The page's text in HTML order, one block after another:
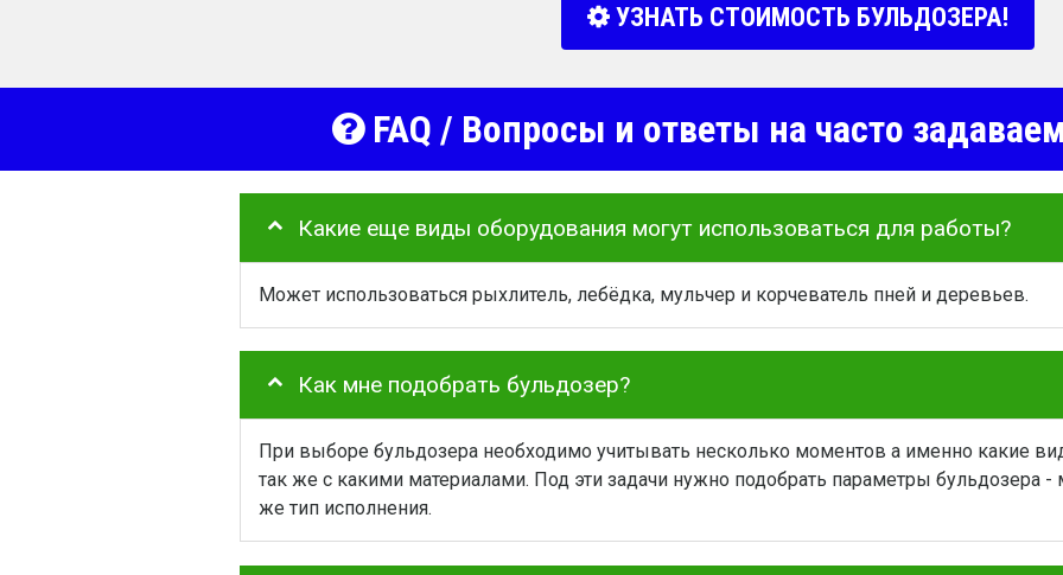
УЗНАТЬ СТОИМОСТЬ БУЛЬДОЗЕРА!
FAQ / Вопросы и ответы на часто
Какие еще виды оборудования могут использоваться для работы?
Может использоваться рыхлитель, лебёдка, мульчер и корчеватель пней и деревьев.
Как мне подобрать бульдозер?
При выборе бульдозера необходимо учитывать несколько моментов а именно какие
так же с какими материалами. Под эти задачи нужно подобрать параметры бульдозера -
же тип исполнения.